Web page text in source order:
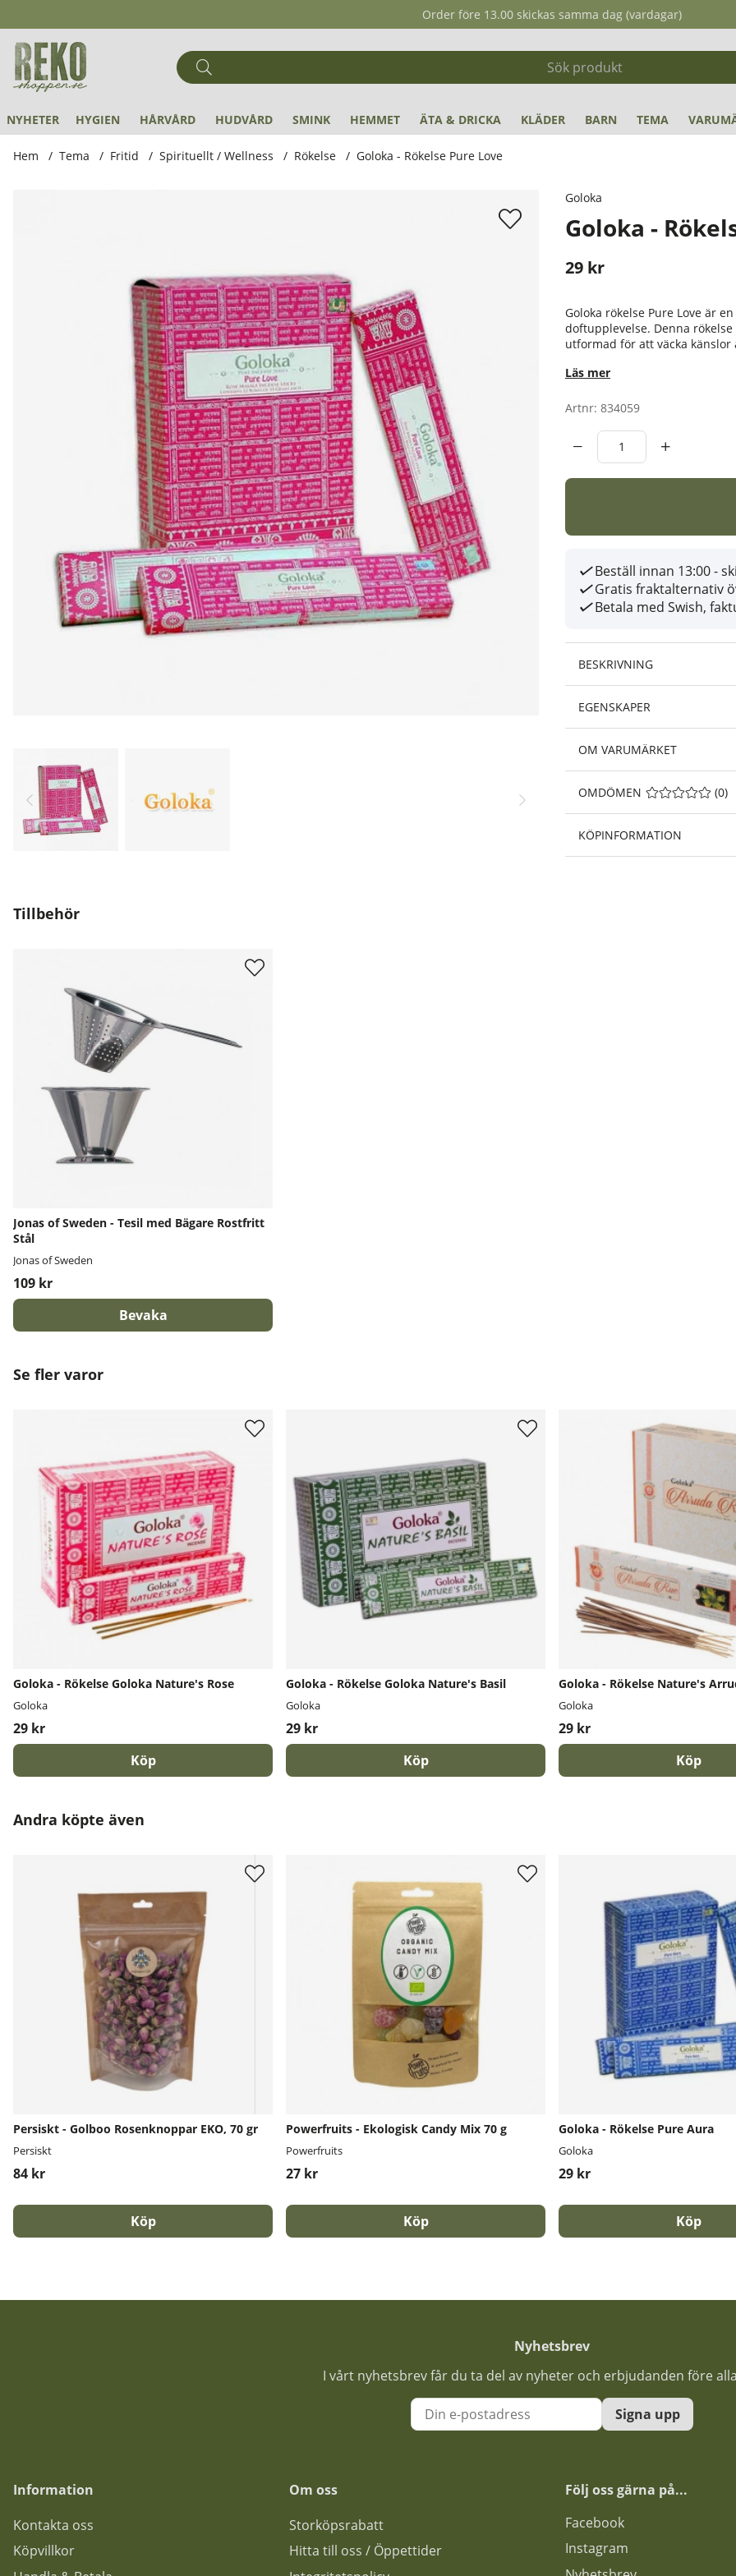
Order före 13.00 skickas samma dag (vardagar)
NYHETER HYGIEN HÅRVÅRD HUDVÅRD SMINK HEMMET ÄTA & DRICKA KLÄDER BARN TEMA
Hem Tema Fritid Spirituellt / Wellness Rökelse Goloka - Rökelse Pure Love
Goloka
Goloka -
29 kr
Goloka rökelse Pure Love är
doftupplevelse. Denna
utformad för att väcka känslor
Läs mer
Artnr: 834059
Beställ innan 13:00 -
Gratis fraktalternativ
Betala med Swish,
BESKRIVNING
EGENSKAPER
OM VARUMÄRKET
OMDÖMEN MEDELBETYG 0
(0)
KÖPINFORMATION
Tillbehör
Jonas of Sweden - Tesil med Bägare Rostfritt
Stål
Jonas of Sweden
109 kr
Bevaka
Se fler varor
Goloka - Rökelse Goloka Nature's Rose
Goloka
29 kr
Köp
Goloka - Rökelse Goloka Nature's Basil
Goloka
29 kr
Köp
Goloka - Rökelse Nature's
Goloka
29 kr
Köp
Andra köpte även
Persiskt - Golboo Rosenknoppar EKO, 70 gr
Persiskt
84 kr
Köp
Powerfruits - Ekologisk Candy Mix 70 g
Powerfruits
27 kr
Köp
Goloka - Rökelse Pure Aura
Goloka
29 kr
Köp
Nyhetsbrev
I vårt nyhetsbrev får du ta del av nyheter och erbjudanden före
Signa upp
Information
Kontakta oss
Köpvillkor
Om oss
Storköpsrabatt
Hitta till oss / Öppettider
Följ oss gärna på...
Facebook
Instagram